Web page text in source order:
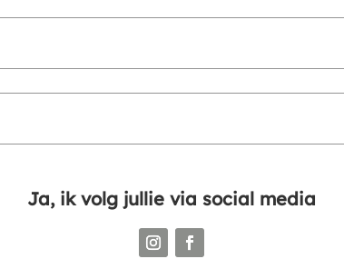
Ja, ik volg jullie via social media